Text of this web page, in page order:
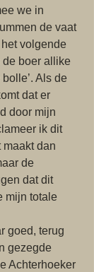
we in
de vaat
volgende
de boer allike
Als de
dat er
door mijn
ik dit
dan
de
dat dit
mijn totale
goed, terug
gezegde
Achterhoeker